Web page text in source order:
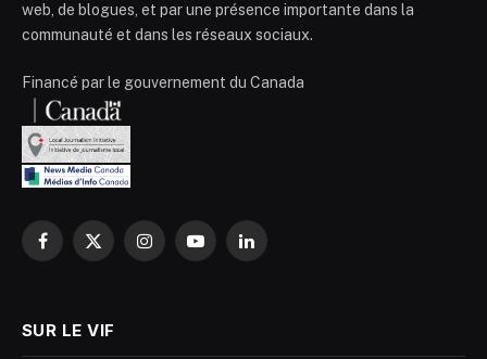
web, de blogues, et par une présence importante dans la
communauté et dans les réseaux sociaux.
Financé par le gouvernement du Canada
Facebook
X
InstagramYouTubeLinkedIn
SUR LE VIF